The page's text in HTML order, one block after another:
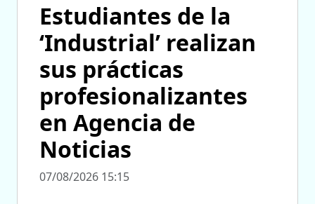
Estudiantes de la
‘Industrial’ realizan
sus prácticas
profesionalizantes
en Agencia de
Noticias
07/08/2026 15:15